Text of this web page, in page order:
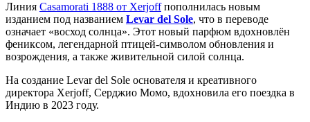
Линия Casamorati 1888 от Xerjoffпополнилась новым
изданием под названием Levar del Sole, что в переводе
означает «восход солнца». Этот новый парфюм вдохновлён
фениксом, легендарной птицей-символом обновления и
возрождения, а также живительной силой солнца.
На создание Levar del Sole основателя и креативного
директора Xerjoff, Серджио Момо, вдохновила его поездка в
Индию в 2023 году.